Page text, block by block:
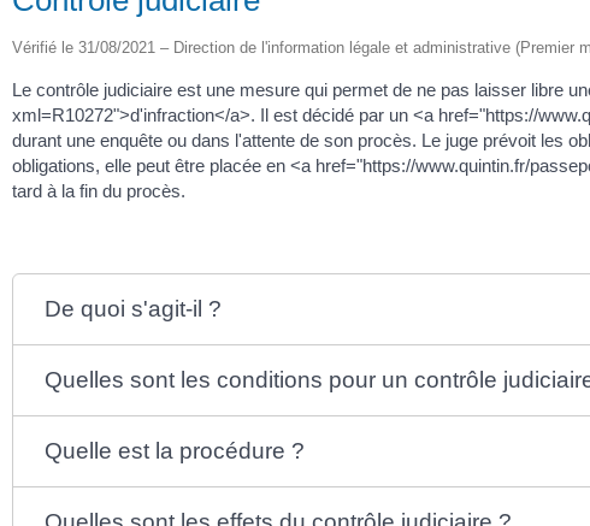
Vérifié le 31/08/2021 – Direction de l'information légale et administrative (Premier
Le contrôle judiciaire est une mesure qui permet de ne pas laisser libre
xml=R10272">d'infraction</a>. Il est décidé par un <a href="https://
durant une enquête ou dans l'attente de son procès. Le juge prévoit les
obligations, elle peut être placée en <a href="https://www.quintin.fr/
tard à la fin du procès.
De quoi s'agit-il ?
Quelles sont les conditions pour un contrôle
Quelle est la procédure ?